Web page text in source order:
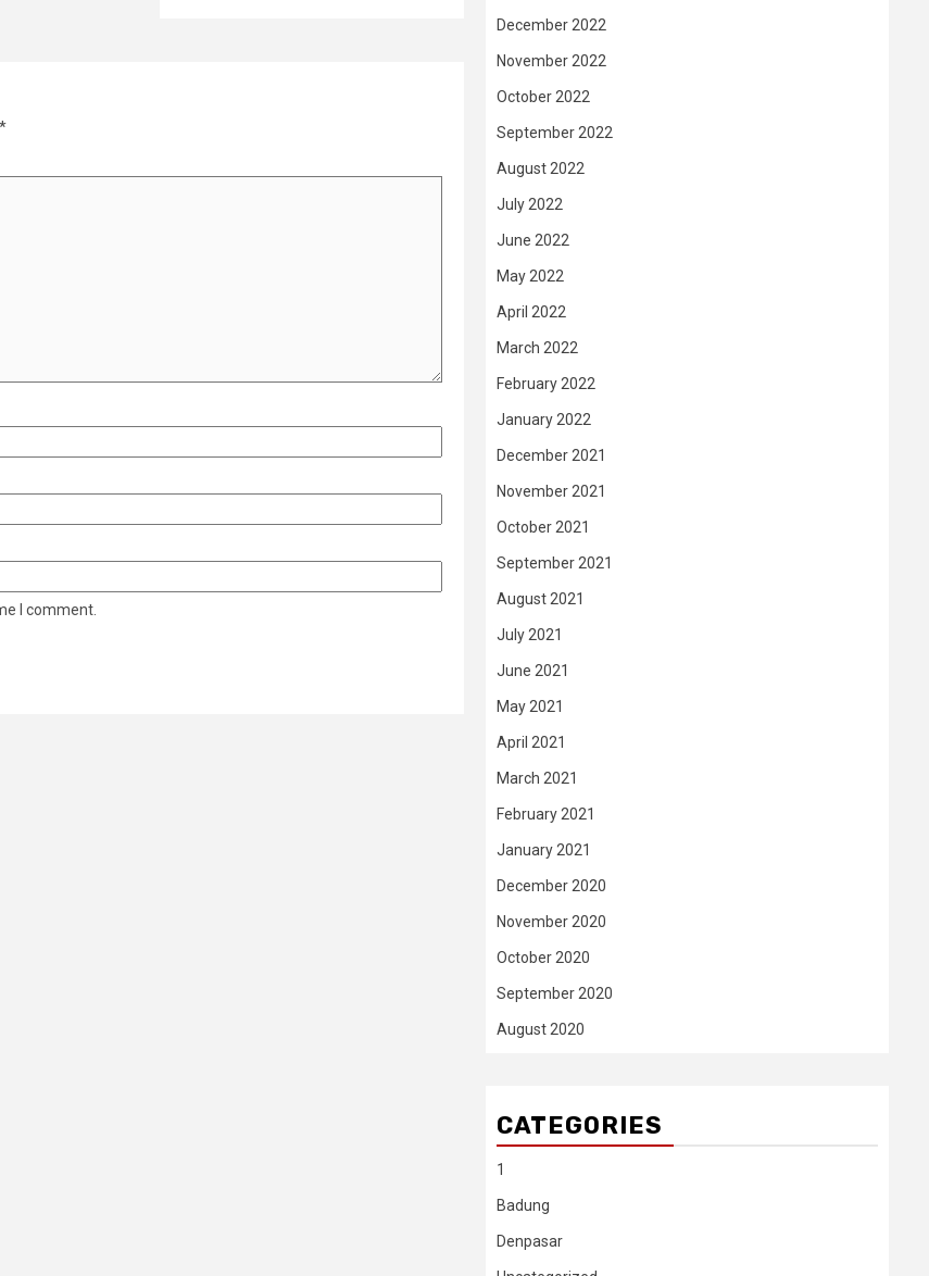
*
I comment.
December 2022
November 2022
October 2022
September 2022
August 2022
July 2022
June 2022
May 2022
April 2022
March 2022
February 2022
January 2022
December 2021
November 2021
October 2021
September 2021
August 2021
July 2021
June 2021
May 2021
April 2021
March 2021
February 2021
January 2021
December 2020
November 2020
October 2020
September 2020
August 2020
CATEGORIES
1
Badung
Denpasar